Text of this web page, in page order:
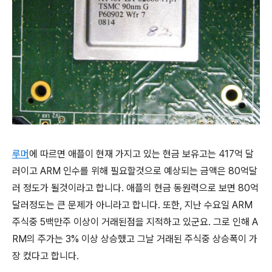
루머에 따르면 애플이 현재 가지고 있는 현금 보유고는 417억 달
러이고 ARM 인수를 위해 필요할것으로 예상되는 금액은 80억달
러 정도가 될것이라고 합니다. 애플의 현금 동원력으로 보면 80억
달러정도는 큰 문제가 아니라고 합니다. 또한, 지난 수요일 ARM
주식중 5백만주 이상이 거래된점을 지적하고 있군요. 그로 인해 A
RM의 주가는 3% 이상 상승했고 그날 거래된 주식중 상승폭이 가
장 컸다고 합니다.